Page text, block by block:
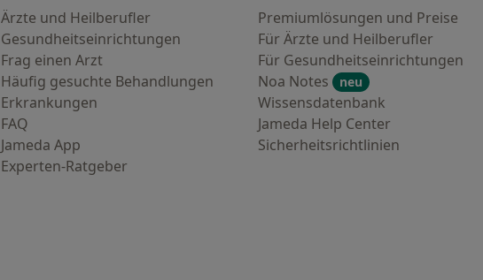
Ärzte und Heilberufler
Gesundheitseinrichtungen
Frag einen Arzt
Häufig gesuchte Behandlungen
Erkrankungen
FAQ
Jameda App
Experten-Ratgeber
Premiumlösungen und Preise
Für Ärzte und Heilberufler
Für Gesundheitseinrichtungen
Noa Notes
neu
Wissensdatenbank
Jameda Help Center
Sicherheitsrichtlinien